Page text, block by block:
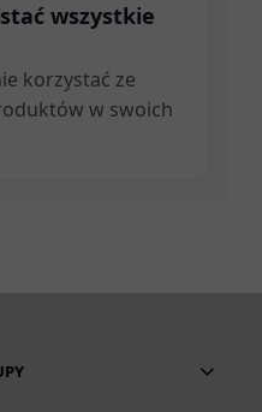
wszystkie
korzystać ze
w swoich